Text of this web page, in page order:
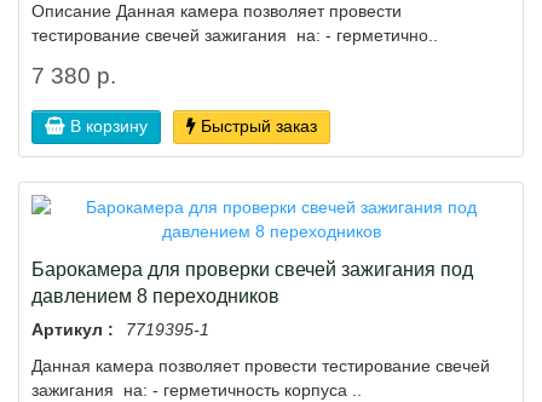
Описание Данная камера позволяет провести
тестирование свечей зажигания на: - герметично..
7 380 р.
В корзину Быстрый заказ
Барокамера для проверки свечей зажигания под
давлением 8 переходников
Артикул :
7719395-1
Данная камера позволяет провести тестирование свечей
зажигания на: - герметичность корпуса ..